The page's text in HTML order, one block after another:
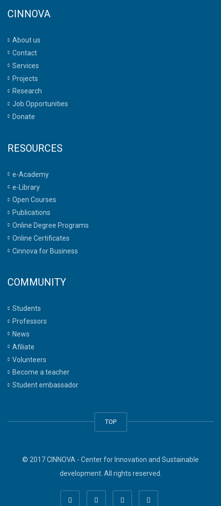
CINNOVA
About us
Contact
Services
Projects
Research
Job Opportunities
Donate
RESOURCES
e-Academy
e-Library
Open Courses
Publications
Online Degree Programs
Online Certificates
Cinnova for Business
COMMUNITY
Students
Professors
News
Afiliate
Volunteers
Become a teacher
Student embassador
TOP
© 2017 CINNOVA - Center for Innovation and Sustainable
development. All rights reserved.